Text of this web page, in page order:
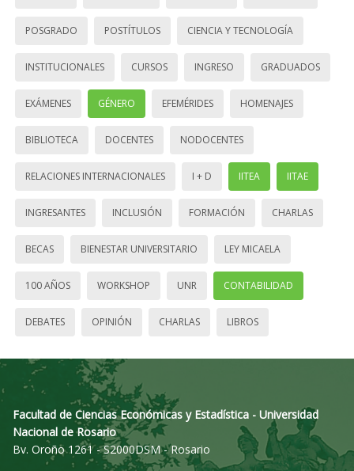
POSGRADO POSTÍTULOS CIENCIA Y TECNOLOGÍA
INSTITUCIONALES CURSOS INGRESO GRADUADOS
EXÁMENES GÉNERO EFEMÉRIDES HOMENAJES
BIBLIOTECA DOCENTES NODOCENTES
RELACIONES INTERNACIONALES I + D IITEA IITAE
INGRESANTES INCLUSIÓN FORMACIÓN CHARLAS
BECAS BIENESTAR UNIVERSITARIO LEY MICAELA
100 AÑOS WORKSHOP UNR CONTABILIDAD
DEBATES OPINIÓN CHARLAS LIBROS
Facultad de Ciencias Económicas y Estadística - Universidad
Nacional de Rosario
Bv. Oroño 1261 - S2000DSM - Rosario